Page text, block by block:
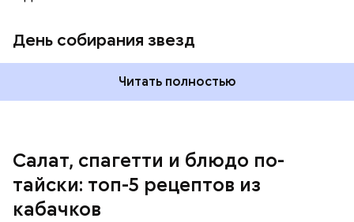
День собирания звезд
Читать полностью
Салат, спагетти и блюдо по-
тайски: топ-5 рецептов из
кабачков
чеснок;
Однако диетолог предупредила: не для всех дыня
может быть полезна. В первую очередь ее стоит
есть с осторожностью людям: